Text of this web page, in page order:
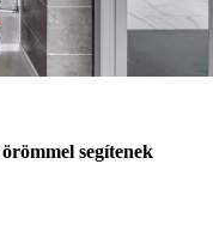
segítenek